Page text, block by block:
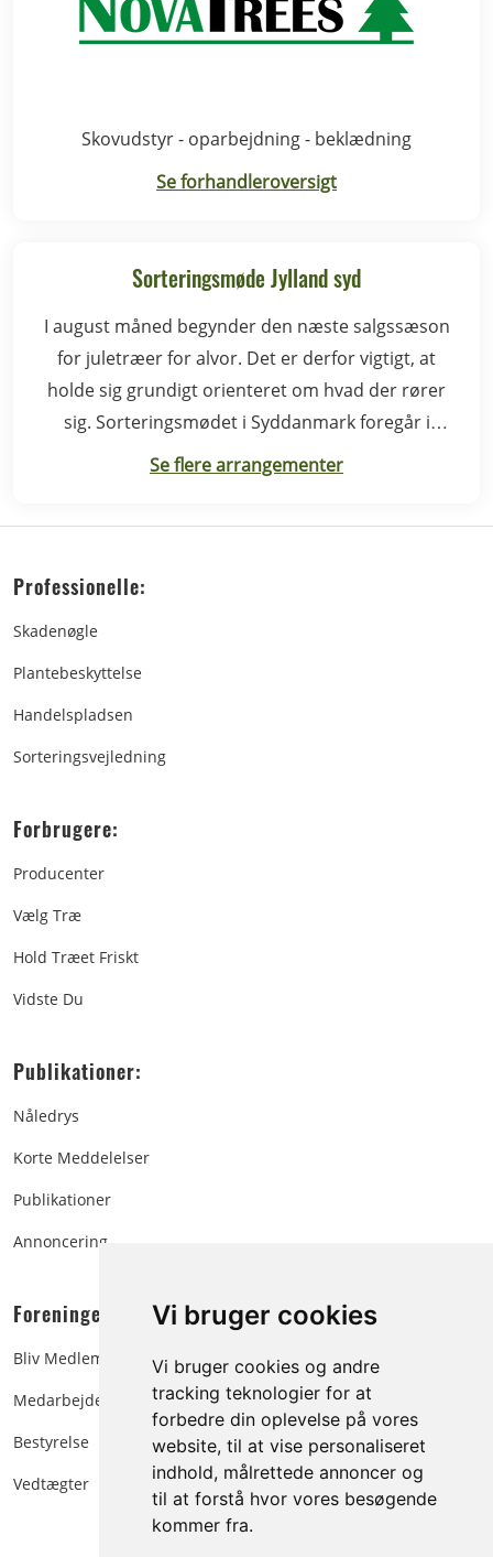
Vi bruger cookies
Vi bruger cookies og andre
tracking teknologier for at
forbedre din oplevelse på vores
website, til at vise personaliseret
indhold, målrettede annoncer og
til at forstå hvor vores besøgende
kommer fra.
Skovudstyr - oparbejdning - beklædning
Se forhandleroversigt
Sorteringsmøde Jylland syd
I august måned begynder den næste salgssæson
for juletræer for alvor. Det er derfor vigtigt, at
holde sig grundigt orienteret om hvad der rører
sig. Sorteringsmødet i Syddanmark foregår i
Se flere arrangementer
Professionelle:
Skadenøgle
Plantebeskyttelse
Handelspladsen
Sorteringsvejledning
Forbrugere:
Producenter
Vælg Træ
Hold Træet Friskt
Vidste Du
Publikationer:
Nåledrys
Korte Meddelelser
Publikationer
Annoncering
Foreningen:
Bliv Medlem
Medarbejdere
Bestyrelse
Vedtægter